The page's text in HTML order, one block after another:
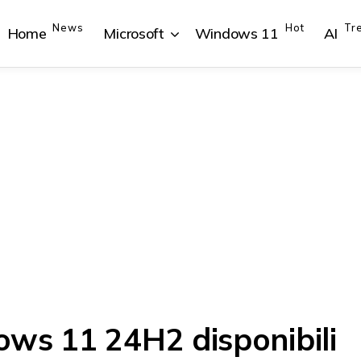
Home News Microsoft Windows 11 Hot AI
11 24H2 disponibili